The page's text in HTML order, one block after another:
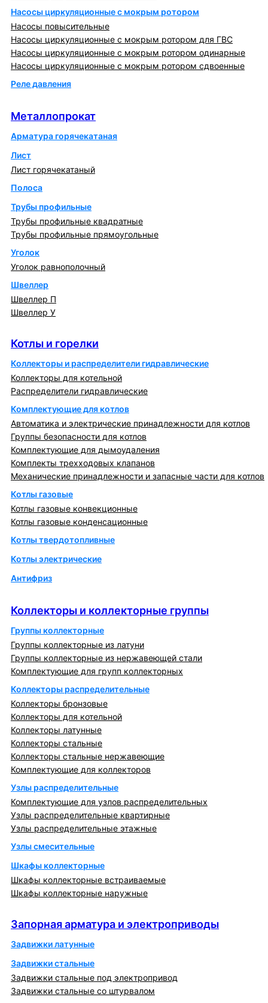
Насосы циркуляционные с мокрым ротором
Насосы повысительные
Насосы циркуляционные с мокрым ротором для ГВС
Насосы циркуляционные с мокрым ротором одинарные
Насосы циркуляционные с мокрым ротором сдвоенные
Реле давления
Металлопрокат
Арматура горячекатаная
Лист
Лист горячекатаный
Полоса
Трубы профильные
Трубы профильные квадратные
Трубы профильные прямоугольные
Уголок
Уголок равнополочный
Швеллер
Швеллер П
Швеллер У
Котлы и горелки
Коллекторы и распределители гидравлические
Коллекторы для котельной
Распределители гидравлические
Комплектующие для котлов
Автоматика и электрические принадлежности для котлов
Группы безопасности для котлов
Комплектующие для дымоудаления
Комплекты трехходовых клапанов
Механические принадлежности и запасные части для котлов
Котлы газовые
Котлы газовые конвекционные
Котлы газовые конденсационные
Котлы твердотопливные
Котлы электрические
Антифриз
Коллекторы и коллекторные группы
Группы коллекторные
Группы коллекторные из латуни
Группы коллекторные из нержавеющей стали
Комплектующие для групп коллекторных
Коллекторы распределительные
Коллекторы бронзовые
Коллекторы для котельной
Коллекторы латунные
Коллекторы стальные
Коллекторы стальные нержавеющие
Комплектующие для коллекторов
Узлы распределительные
Комплектующие для узлов распределительных
Узлы распределительные квартирные
Узлы распределительные этажные
Узлы смесительные
Шкафы коллекторные
Шкафы коллекторные встраиваемые
Шкафы коллекторные наружные
Запорная арматура и электроприводы
Задвижки латунные
Задвижки стальные
Задвижки стальные под электропривод
Задвижки стальные со штурвалом